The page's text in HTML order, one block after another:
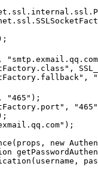
"465");
new